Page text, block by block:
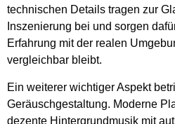
technischen Details tragen zur
Inszenierung bei und sorgen
Erfahrung mit der realen
vergleichbar bleibt.
Ein weiterer wichtiger Aspekt
Geräuschgestaltung. Moderne
dezente Hintergrundmusik mit